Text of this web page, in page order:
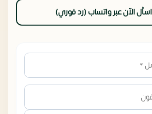
اسأل الآن عبر واتساب (رد فوري)